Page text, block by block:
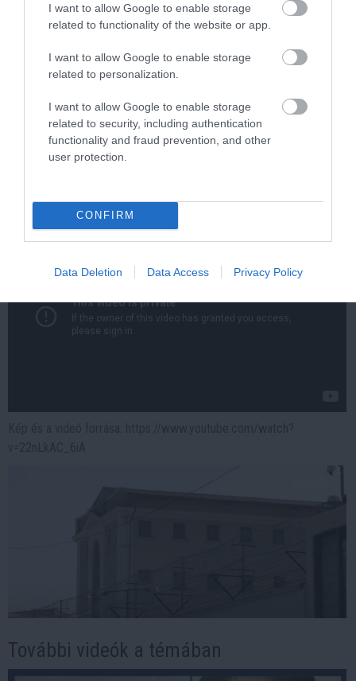
I want to allow Google to enable storage
related to functionality of the website or app.
I want to allow Google to enable storage
related to personalization.
I want to allow Google to enable storage
related to security, including authentication
functionality and fraud prevention, and other
user protection.
CONFIRM
Data Deletion Data Access Privacy Policy
One Teaspoon And All The Worms In The Body
Die Instantly
További videók a témában